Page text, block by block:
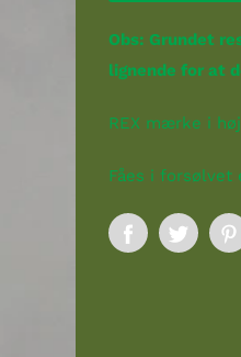
Obs: Grundet
lignende for at
REX mærke i
Fåes i forsølvet